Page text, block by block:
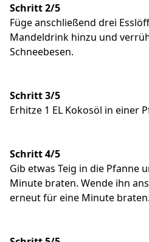
Schritt 2/5
Füge anschließend drei
Mandeldrink hinzu und
Schneebesen.
Schritt 3/5
Erhitze 1 EL Kokosöl in einer
Schritt 4/5
Gib etwas Teig in die Pfanne
Minute braten. Wende ihn
erneut für eine Minute braten.